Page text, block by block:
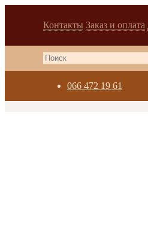
Контакты Заказ и оплата
066 472 19 61